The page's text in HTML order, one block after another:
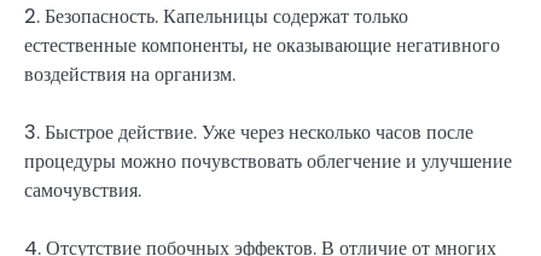
2. Безопасность. Капельницы содержат только
естественные компоненты, не оказывающие негативного
воздействия на организм.
3. Быстрое действие. Уже через несколько часов после
процедуры можно почувствовать облегчение и улучшение
самочувствия.
4. Отсутствие побочных эффектов. В отличие от многих